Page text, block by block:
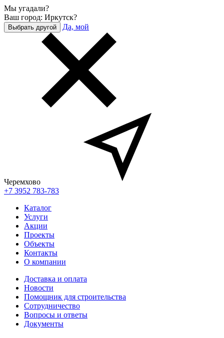
Мы угадали?
Ваш город: Иркутск?
Выбрать другой Да, мой
Черемхово
+7 3952 783-783
Каталог
Услуги
Акции
Проекты
Объекты
Контакты
О компании
Доставка и оплата
Новости
Помощник для строительства
Сотрудничество
Вопросы и ответы
Документы